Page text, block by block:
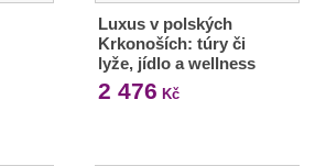
Luxus v polských
Krkonoších: túry či
lyže, jídlo a wellness
2 476 Kč